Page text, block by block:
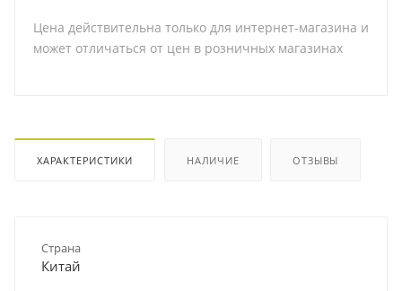
Цена действительна только для интернет-магазина и
может отличаться от цен в розничных магазинах
ХАРАКТЕРИСТИКИ НАЛИЧИЕ ОТЗЫВЫ
Страна
Китай